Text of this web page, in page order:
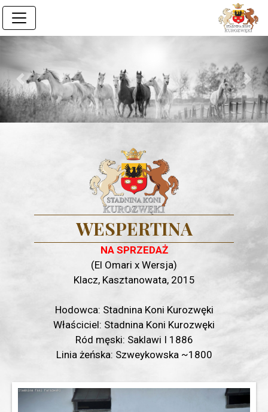
Previous Next
WESPERTINA
NA SPRZEDAŻ
(El Omari x Wersja)
Klacz, Kasztanowata, 2015
Hodowca: Stadnina Koni Kurozwęki
Właściciel: Stadnina Koni Kurozwęki
Ród męski: Saklawi I 1886
Linia żeńska: Szweykowska ~1800